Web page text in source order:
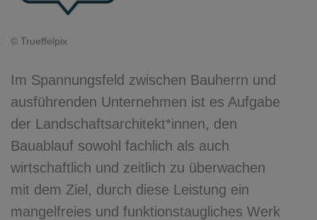
© Trueffelpix
Im Spannungsfeld zwischen Bauherrn und
ausführenden Unternehmen ist es Aufgabe
der Landschaftsarchitekt*innen, den
Bauablauf sowohl fachlich als auch
wirtschaftlich und zeitlich zu überwachen
mit dem Ziel, durch diese Leistung ein
mangelfreies und funktionstaugliches Werk